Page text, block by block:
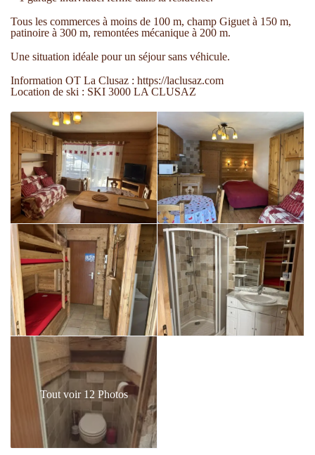
Tous les commerces à moins de 100 m, champ Giguet à 150 m,
patinoire à 300 m, remontées mécanique à 200 m.
Une situation idéale pour un séjour sans véhicule.
Information OT La Clusaz : https://laclusaz.com
Location de ski : SKI 3000 LA CLUSAZ
Tout voir 12 Photos